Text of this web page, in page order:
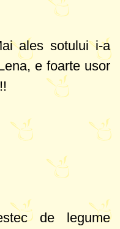
ales sotului i-a
e foarte usor
de legume